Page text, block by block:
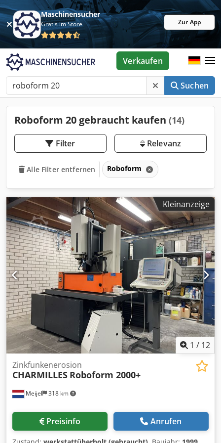
Maschinensucher
Gratis im Store Zur App
Suchen
Verkaufen
Roboform 20 gebraucht kaufen (14)
Filter Relevanz
Alle Filter entfernen Roboform
Kleinanzeige
1 / 12
Meijel 318 km
Zinkfunkenerosion
CHARMILLES Roboform 2000+
Preisinfo Anrufen